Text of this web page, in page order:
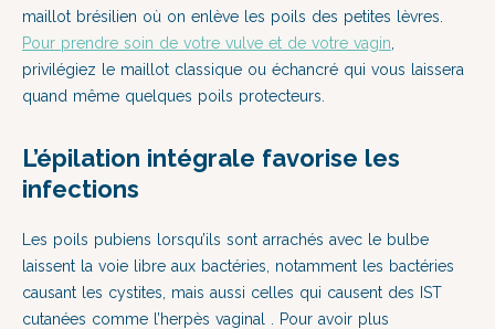
maillot brésilien où on enlève les poils des petites lèvres.
Pour prendre soin de votre vulve et de votre vagin
privilégiez le maillot classique ou échancré qui vous laissera
quand même quelques poils protecteurs.
L’épilation intégrale favorise les
infections
Les poils pubiens lorsqu’ils sont arrachés avec le bulbe
laissent la voie libre aux bactéries, notamment les bactéries
causant les cystites, mais aussi celles qui causent des IST
cutanées comme l’herpès vaginal
. Pour avoir plus